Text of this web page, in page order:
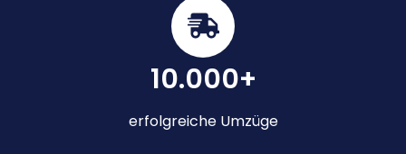
10.000+
erfolgreiche Umzüge